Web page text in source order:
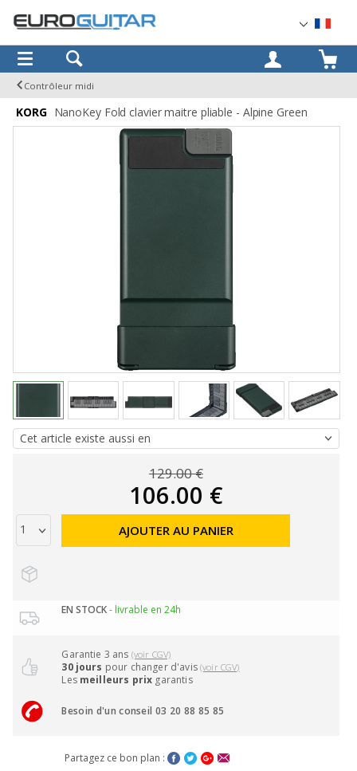
OK
Contrôleur midi
KORG NanoKey Fold clavier maitre pliable - Alpine Green
129.00 €
106.00 €
AJOUTER AU PANIER
EN STOCK- livrable en 24h
Garantie 3 ans (voir CGV)
30 jours pour changer d'avis(voir CGV)
Les meilleurs prix garantis
Besoin d'un conseil 03 20 88 85 85
Partagez ce bon plan :